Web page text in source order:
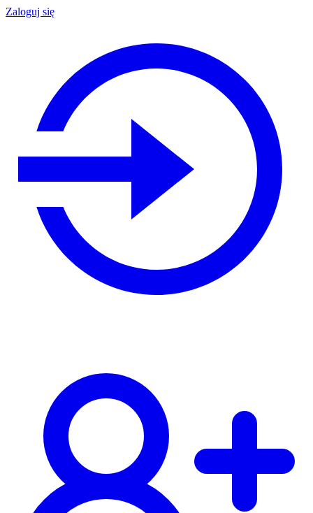
Zaloguj się